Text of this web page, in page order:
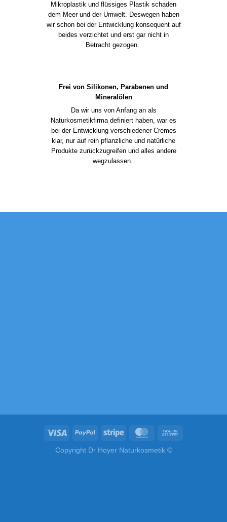
Mikroplastik und flüssiges Plastik schaden
dem Meer und der Umwelt. Deswegen haben
wir schon bei der Entwicklung konsequent auf
beides verzichtet und erst gar nicht in
Betracht gezogen.
Frei von Silikonen, Parabenen und
Mineralölen
Da wir uns von Anfang an als
Naturkosmetikfirma definiert haben, war es
bei der Entwicklung verschiedener Cremes
klar, nur auf rein pflanzliche und natürliche
Produkte zurückzugreifen und alles andere
wegzulassen.
Copyright Dr Hoyer Naturkosmetik ©